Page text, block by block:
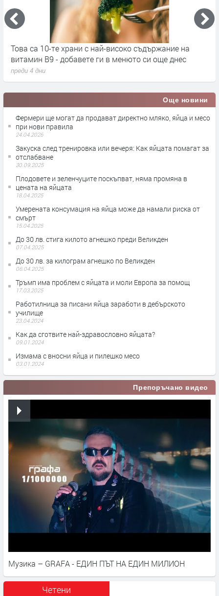
Това са 10-те храни с най-високо съдържание на
витамин B9 - добавете ги в менюто си още днес
преди 4 дни
Още новини
Фермери ще могат да продават директно мляко, яйца и месо
при нови правила
24.04.2026
Закуска след тренировка или вечеря: Как яйцата помагат за
отслабване
30.09.2025
Плодовете и зеленчуците поскъпват, няма промяна в
цената на яйцата
18.04.2025
Умерената консумация на яйца може да намали риска от
смърт
15.04.2025
До 30 лв. стига килото агнешко преди Великден
07.04.2025
До 30 лв. за килограм агнешко по Великден
06.04.2025
Тръмп има проблем с яйцата и моли Европа за помощ
17.03.2025
Работилница за писани яйца заработи в дебърското
училище
23.04.2024
Как да сготвите най-здравословно яйцата?
09.01.2024
Измама с вносни яйца и пилешко месо
03.01.2024
Препоръчано видео
Музика – GRAFA - ЕДИН ПЪТ НА ЕДИН МИЛИОН
Четени